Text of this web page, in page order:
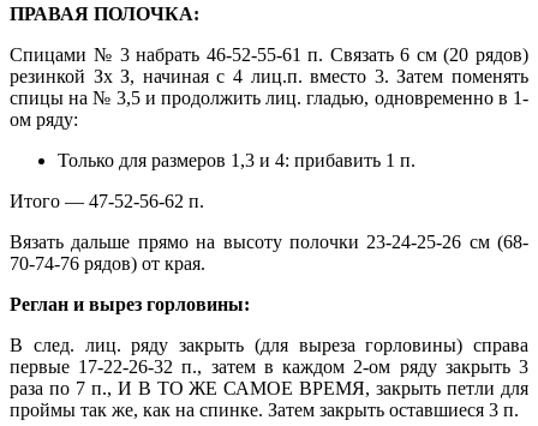
ПРАВАЯ ПОЛОЧКА:
Спицами № 3 набрать 46-52-55-61 п. Связать 6 см (20 рядов)
резинкой Зх З, начиная с 4 лиц.п. вместо 3. Затем поменять
спицы на № 3,5 и продолжить лиц. гладью, одновременно в 1-
ом ряду:
Только для размеров 1,3 и 4: прибавить 1 п.
Итого — 47-52-56-62 п.
Вязать дальше прямо на высоту полочки 23-24-25-26 см (68-
70-74-76 рядов) от края.
Реглан и вырез горловины:
В след. лиц. ряду закрыть (для выреза горловины) справа
первые 17-22-26-32 п., затем в каждом 2-ом ряду закрыть 3
раза по 7 п., И В ТО ЖЕ САМОЕ ВРЕМЯ, закрыть петли для
проймы так же, как на спинке. Затем закрыть оставшиеся 3 п.